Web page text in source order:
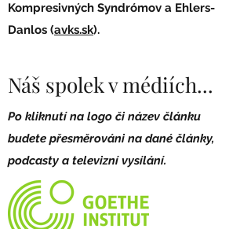
Kompresivných Syndrómov a Ehlers-
Danlos (avks.sk).
Náš spolek v médiích...
Po kliknutí na logo či název článku
budete přesměrováni na dané články,
podcasty a televizní vysílání.